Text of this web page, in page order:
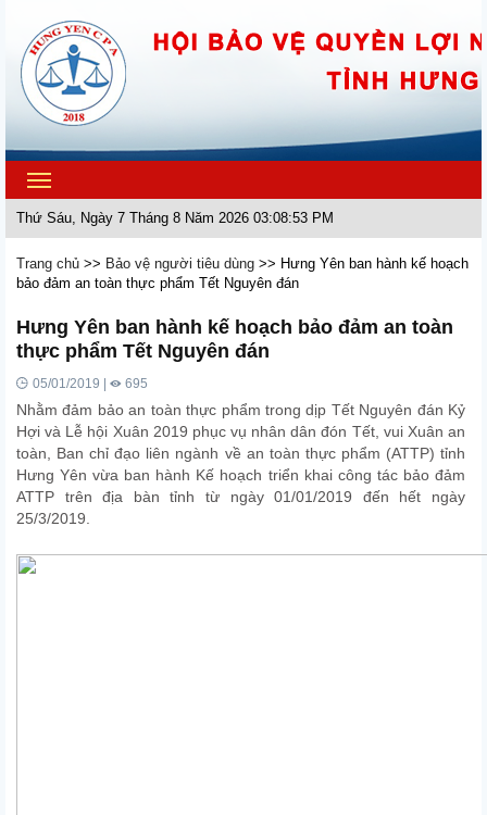
Toggle
navigation
Thứ Sáu, Ngày 7 Tháng 8 Năm 2026 03:08:53 PM
Trang chủ >> Bảo vệ người tiêu dùng >> Hưng Yên ban hành kế hoạch
bảo đảm an toàn thực phẩm Tết Nguyên đán
Hưng Yên ban hành kế hoạch bảo đảm an toàn
thực phẩm Tết Nguyên đán
05/01/2019 | 695
Nhằm đảm bảo an toàn thực phẩm trong dịp Tết Nguyên đán Kỷ
Hợi và Lễ hội Xuân 2019 phục vụ nhân dân đón Tết, vui Xuân an
toàn, Ban chỉ đạo liên ngành về an toàn thực phẩm (ATTP) tỉnh
Hưng Yên vừa ban hành Kế hoạch triển khai công tác bảo đảm
ATTP trên địa bàn tỉnh từ ngày 01/01/2019 đến hết ngày
25/3/2019.